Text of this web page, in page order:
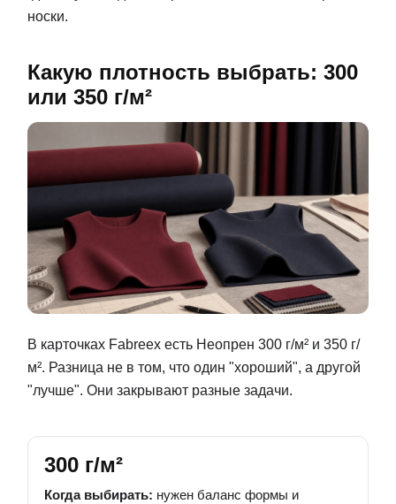
носки.
Какую плотность выбрать: 300
или 350 г/м²
В карточках Fabreex есть Неопрен 300 г/м² и 350 г/
м². Разница не в том, что один "хороший", а другой
"лучше". Они закрывают разные задачи.
300 г/м²
Когда выбирать: нужен баланс формы и